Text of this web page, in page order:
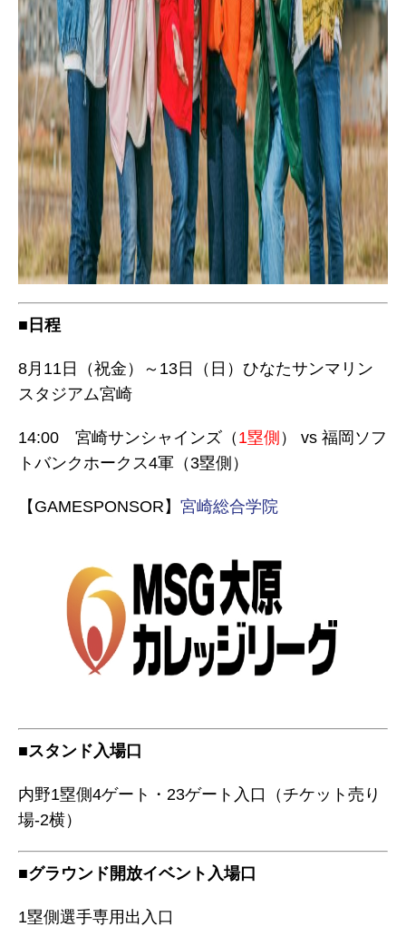
■日程
8月11日（祝金）～13日（日）ひなたサンマリン
スタジアム宮崎
14:00 宮崎サンシャインズ（ 1塁側 ） vs 福岡ソフ
トバンクホークス4軍（3塁側）
【GAMESPONSOR】 宮崎総合学院
■スタンド入場口
内野1塁側4ゲート・23ゲート入口（チケット売り
場-2横）
■グラウンド開放イベント入場口
1塁側選手専用出入口